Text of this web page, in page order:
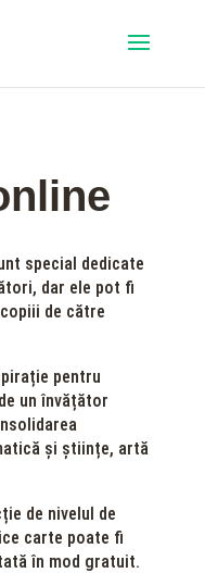
special dedicate
dar ele pot fi
de către
pentru
un învățător
și științe, artă
de nivelul de
carte poate fi
în mod gratuit.